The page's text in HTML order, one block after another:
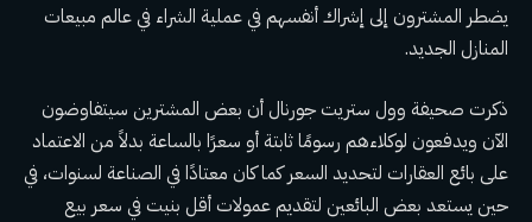
يضطر المشترون إلى إشراك أنفسهم في عملية الشراء في عالم مبيعات
المنازل الجديد.
ذكرت صحيفة وول ستريت جورنال أن بعض المشترين سيتفاوضون
الآن ويدفعون لوكلاءهم رسومًا ثابتة أو سعرًا بالساعة بدلاً من الاعتماد
على بائع العقارات لتحديد السعر كما كان معتادًا في الصناعة لسنوات، في
حين يستعد بعض البائعين لتقديم عمولات أقل بنيت في سعر بيع